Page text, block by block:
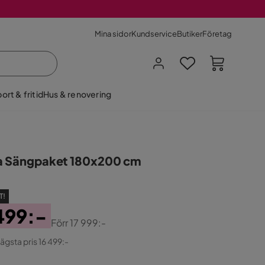
Mina sidorKundserviceButikerFöretag
& fritidHus & renovering
Sängpaket 180x200 cm
Förr17 999:-
pris 16 499:-